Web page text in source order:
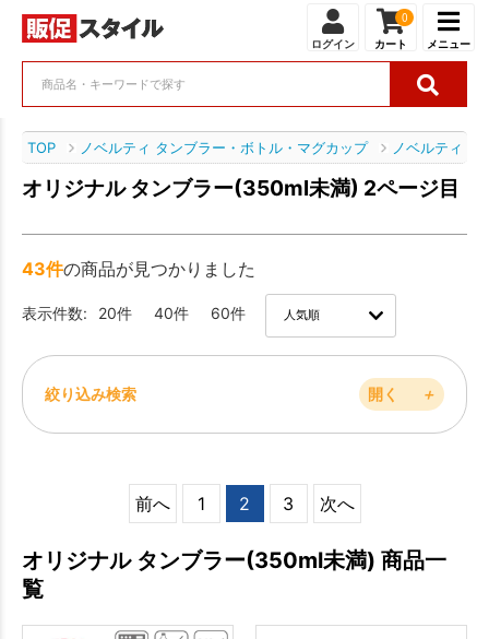
ログイン
0
カート メニュー
TOP ノベルティ タンブラー・ボトル・マグカップ ノベルティ タ
オリジナル タンブラー(350ml未満) 2ページ目
43件の商品が見つかりました
表示件数: 20件 40件 60件
絞り込み検索 開く ＋
前へ 1 2 3 次へ
オリジナル タンブラー(350ml未満) 商品一
覧